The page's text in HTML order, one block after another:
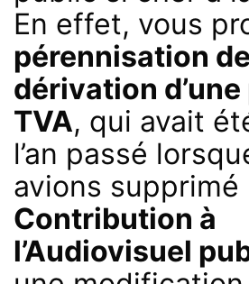
En effet, vous
pérennisation
dérivation
TVA, qui avait
l’an passé
avions supprimé
Contribution à
l’Audiovisuel